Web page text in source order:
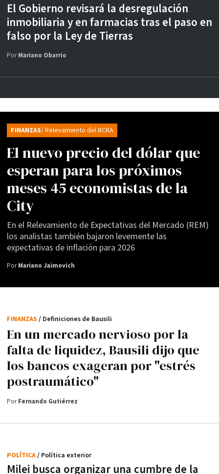
El Gobierno revisará la desregulación
inmobiliaria y en farmacias tras el paso en
falso por la Ley de Tierras
PorMariano Obarrio
El nuevo precio del dólar que
esperan para los próximos
meses 45 economistas de la
City
En el Relevamiento de Expectativas del Mercado (REM)
los analistas también bajaron levemente las
expectativas de inflación para 2026
FINANZAS/ Relevamiento del BCRA
PorMariano Jaimovich
En un mercado nervioso por la
falta de liquidez, Bausili dijo que
los bancos exageran por "estrés
postraumático"
FINANZAS / Definiciones de Bausili
PorFernando Gutiérrez
Milei busca organizar una cumbre de la
POLÍTICA/ Política exterior